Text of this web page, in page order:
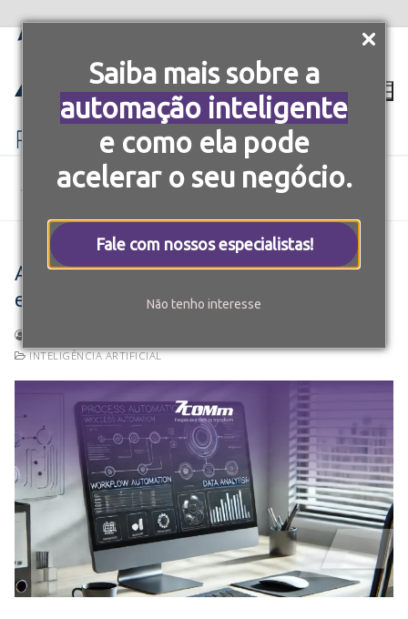
Saiba mais sobre a
automação inteligente
e como ela pode
acelerar o seu negócio.
Fale com nossos especialistas!
Não tenho interesse
BLOG 7COMM
INTELIGÊNCIA ARTIFICIAL
AUTOMAÇÃO INTELIGENTE: O FUTURO DA EFICIÊNCIA
Automação inteligente: O futuro da
eficiência empresarial
INTELIGÊNCIA ARTIFICIAL